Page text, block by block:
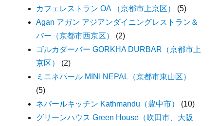
カフェレストラン OA （京都市上京区）
(5)
Agan アガン アジアンダイニングレストラン＆
バー（京都市西京区）
(2)
ゴルカダーバー GORKHA DURBAR（京都市上
京区）
(2)
ミニネパール MINI NEPAL（京都市東山区）
(5)
ネパールキッチン Kathmandu（豊中市）
(10)
グリーンハウス Green House（吹田市、大阪